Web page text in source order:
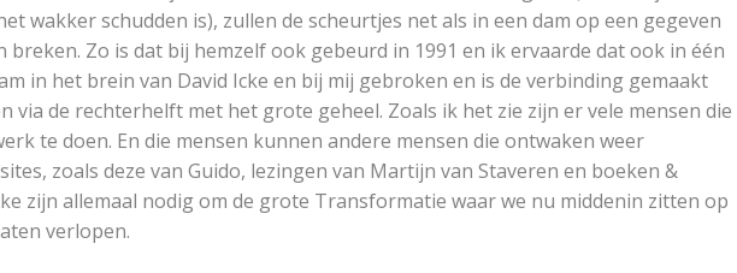
wakker schudden is), zullen de scheurtjes net als in een dam op een gegeven
breken. Zo is dat bij hemzelf ook gebeurd in 1991 en ik ervaarde dat ook in één
in het brein van David Icke en bij mij gebroken en is de verbinding gemaakt
via de rechterhelft met het grote geheel. Zoals ik het zie zijn er vele mensen die
te doen. En die mensen kunnen andere mensen die ontwaken weer
zoals deze van Guido, lezingen van Martijn van Staveren en boeken &
zijn allemaal nodig om de grote Transformatie waar we nu middenin zitten op
verlopen.